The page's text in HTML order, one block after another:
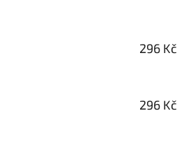
296 Kč
296 Kč